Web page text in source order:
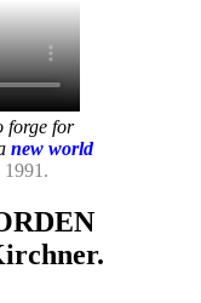
forge for
new world
1991.